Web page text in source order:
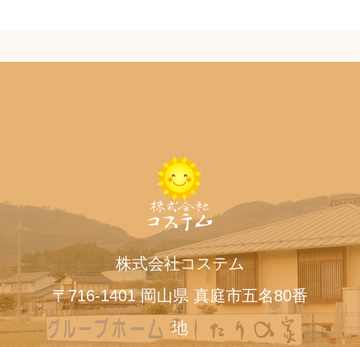
株式会社コステム
〒716-1401 岡山県 真庭市五名80番
地